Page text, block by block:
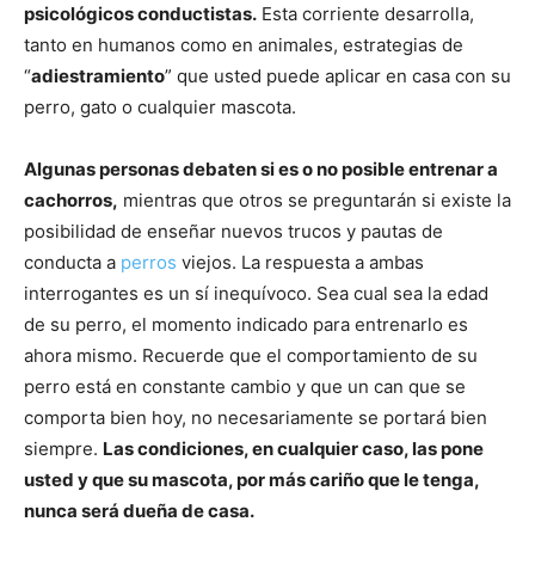
psicológicos conductistas. Esta corriente desarrolla,
tanto en humanos como en animales, estrategias de
“adiestramiento” que usted puede aplicar en casa con su
perro, gato o cualquier mascota.
Algunas personas debaten si es o no posible entrenar a
cachorros, mientras que otros se preguntarán si existe la
posibilidad de enseñar nuevos trucos y pautas de
conducta a perros viejos. La respuesta a ambas
interrogantes es un sí inequívoco. Sea cual sea la edad
de su perro, el momento indicado para entrenarlo es
ahora mismo. Recuerde que el comportamiento de su
perro está en constante cambio y que un can que se
comporta bien hoy, no necesariamente se portará bien
siempre. Las condiciones, en cualquier caso, las pone
usted y que su mascota, por más cariño que le tenga,
nunca será dueña de casa.